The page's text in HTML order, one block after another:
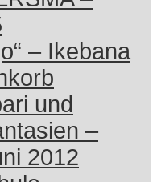
– Ikebana
und
–
2012